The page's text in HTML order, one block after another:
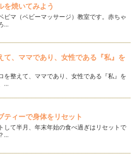
おじゃますると、壁や棚一面にたく
…
楽しみ方
たとたん、アメリカでは街のあちら
す。そう、…
リカおむつ事情
アメリカに来る際にもっとも悩んだ
むつについ…
いよポリオの予防接種が生ワクチ
り替わりま…
を焼いてみよう
ビマ（ベビーマッサージ）教室です。赤ちゃ
…
て、ママであり、女性である『私』を
を整えて、ママであり、女性である『私』を
…
ティーで身体をリセット
して半月、年末年始の食べ過ぎはリセットで
…